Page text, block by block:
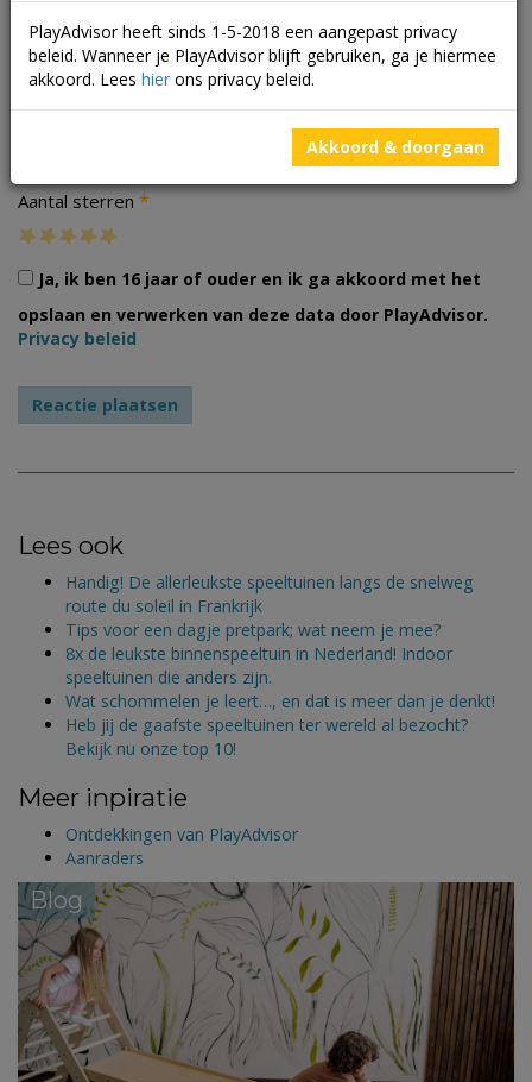
Aantal sterren *
Ja, ik ben 16 jaar of ouder en ik ga akkoord met het
opslaan en verwerken van deze data door PlayAdvisor.
Privacy beleid
Lees ook
Handig! De allerleukste speeltuinen langs de snelweg
route du soleil in Frankrijk
Tips voor een dagje pretpark; wat neem je mee?
8x de leukste binnenspeeltuin in Nederland! Indoor
speeltuinen die anders zijn.
Wat schommelen je leert…, en dat is meer dan je denkt!
Heb jij de gaafste speeltuinen ter wereld al bezocht?
Bekijk nu onze top 10!
Meer inpiratie
Ontdekkingen van PlayAdvisor
Aanraders
Blog
PlayAdvisor heeft sinds 1-5-2018 een aangepast privacy
beleid. Wanneer je PlayAdvisor blijft gebruiken, ga je hiermee
akkoord. Lees hier ons privacy beleid.
Akkoord & doorgaan